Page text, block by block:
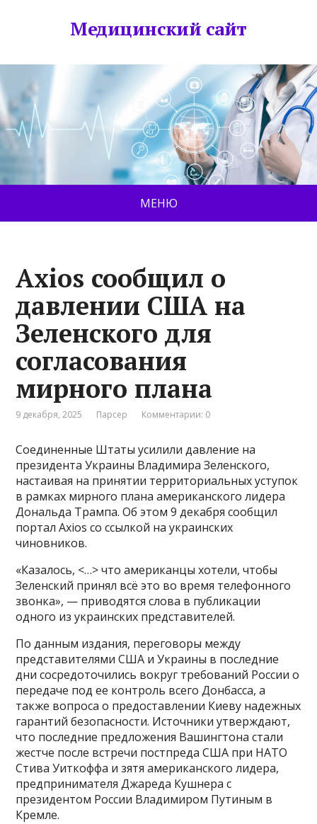
Медицинский сайт
МЕНЮ
Axios сообщил о
давлении США на
Зеленского для
согласования
мирного плана
9 декабря, 2025 Парсер Комментарии: 0
Соединенные Штаты усилили давление на
президента Украины Владимира Зеленского,
настаивая на принятии территориальных уступок
в рамках мирного плана американского лидера
Дональда Трампа. Об этом 9 декабря сообщил
портал Axios со ссылкой на украинских
чиновников.
«Казалось, <…> что американцы хотели, чтобы
Зеленский принял всё это во время телефонного
звонка», — приводятся слова в публикации
одного из украинских представителей.
По данным издания, переговоры между
представителями США и Украины в последние
дни сосредоточились вокруг требований России о
передаче под ее контроль всего Донбасса, а
также вопроса о предоставлении Киеву надежных
гарантий безопасности. Источники утверждают,
что последние предложения Вашингтона стали
жестче после встречи постпреда США при НАТО
Стива Уиткоффа и зятя американского лидера,
предпринимателя Джареда Кушнера с
президентом России Владимиром Путиным в
Кремле.